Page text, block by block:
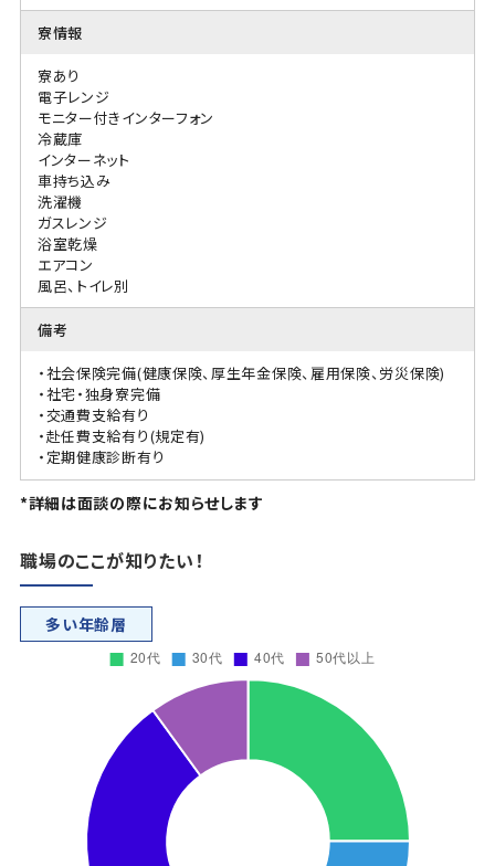
寮情報
寮あり
電子レンジ
モニター付きインターフォン
冷蔵庫
インターネット
車持ち込み
洗濯機
ガスレンジ
浴室乾燥
エアコン
風呂、トイレ別
備考
・社会保険完備(健康保険、厚生年金保険、雇用保険、労災保険)
・社宅・独身寮完備
・交通費支給有り
・赴任費支給有り(規定有)
・定期健康診断有り
*詳細は面談の際にお知らせします
職場のここが知りたい！
多い年齢層